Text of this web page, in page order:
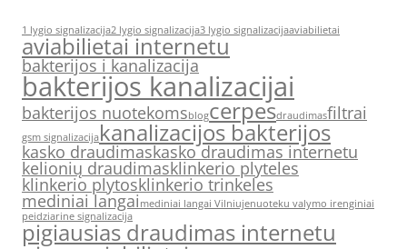
1 lygio signalizacija2 lygio signalizacija3 lygio signalizacijaaviabilietai
aviabilietai internetu
bakterijos i kanalizacija
bakterijos kanalizacijai
bakterijos nuotekomsblogcerpesdraudimasfiltrai
gsm signalizacijakanalizacijos bakterijos
kasko draudimaskasko draudimas internetu
kelionių draudimasklinkerio plyteles
klinkerio plytosklinkerio trinkeles
mediniai langai mediniai langai Vilniujenuoteku valymo irenginiai
peidziarine signalizacija
pigiausias draudimas internetu